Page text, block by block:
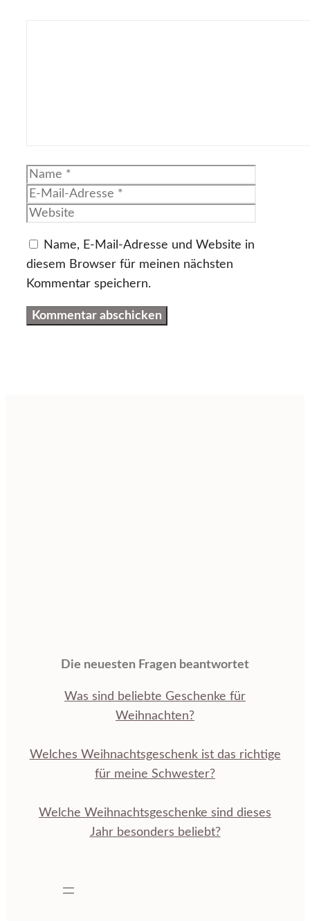
Name
Name, E-Mail-Adresse und Website in
diesem Browser für meinen nächsten
Kommentar speichern.
Die neuesten Fragen beantwortet
Was sind beliebte Geschenke für
Weihnachten?
Welches Weihnachtsgeschenk ist das richtige
für meine Schwester?
Welche Weihnachtsgeschenke sind dieses
Jahr besonders beliebt?